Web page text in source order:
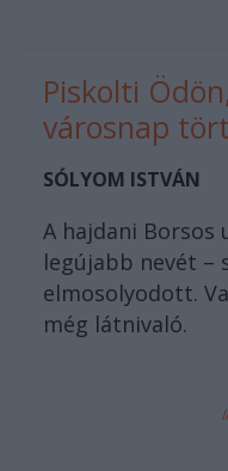
Piskolti
városnap
SÓLYOM ISTVÁN
A hajdani
legújabb nevét –
elmosolyodott.
még látnivaló.
//